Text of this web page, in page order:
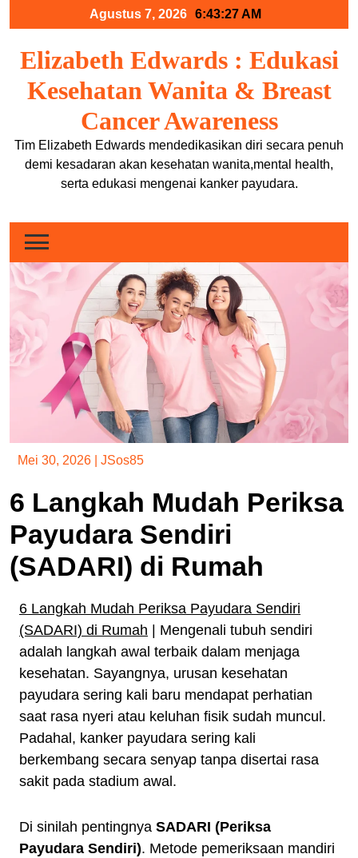
Agustus 7, 2026 6:43:27 AM
Elizabeth Edwards : Edukasi
Kesehatan Wanita & Breast
Cancer Awareness
Tim Elizabeth Edwards mendedikasikan diri secara penuh
demi kesadaran akan kesehatan wanita,mental health,
serta edukasi mengenai kanker payudara.
Mei 30, 2026 JSos85
6 Langkah Mudah Periksa
Payudara Sendiri
(SADARI) di Rumah
6 Langkah Mudah Periksa Payudara Sendiri
(SADARI) di Rumah | Mengenali tubuh sendiri
adalah langkah awal terbaik dalam menjaga
kesehatan. Sayangnya, urusan kesehatan
payudara sering kali baru mendapat perhatian
saat rasa nyeri atau keluhan fisik sudah muncul.
Padahal, kanker payudara sering kali
berkembang secara senyap tanpa disertai rasa
sakit pada stadium awal.
Di sinilah pentingnya SADARI (Periksa
Payudara Sendiri). Metode pemeriksaan mandiri